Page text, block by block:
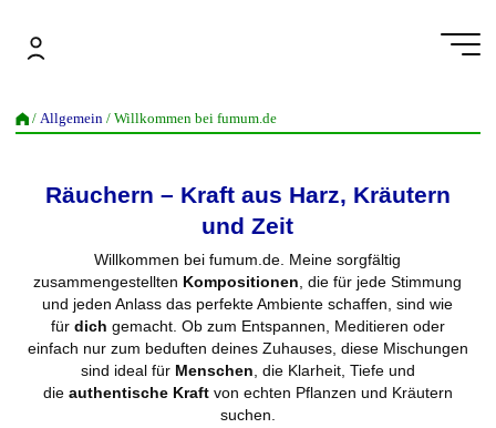
springen
17. APRIL 2023
/Allgemein / Willkommen bei fumum.de
Räuchern – Kraft aus Harz, Kräutern
und Zeit
Willkommen bei fumum.de. Meine sorgfältig
zusammengestellten Kompositionen , die für jede Stimmung
und jeden Anlass das perfekte Ambiente schaffen, sind wie
für dich gemacht. Ob zum Entspannen, Meditieren oder
einfach nur zum beduften deines Zuhauses, diese Mischungen
sind ideal für Menschen , die Klarheit, Tiefe und
die authentische Kraft von echten Pflanzen und Kräutern
suchen.